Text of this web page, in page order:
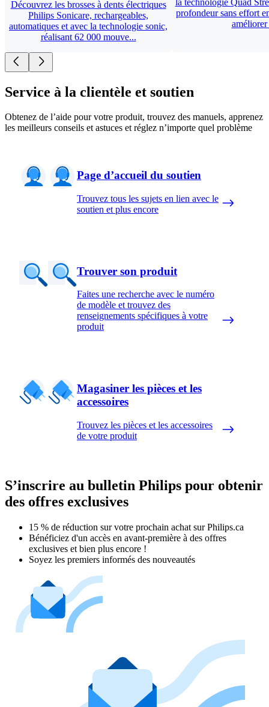
Découvrez les brosses à dents électriques
Philips Sonicare, rechargeables,
automatiques et avec la technologie sonic,
réalisant 62 000 mouve...
profondeur sans effort
Service à la clientèle et soutien
Obtenez de l’aide pour votre produit, trouvez des manuels, apprenez
les meilleurs conseils et astuces et réglez n’importe quel problème
Page d’accueil du soutien
Trouvez tous les sujets en lien avec le
soutien et plus encore
Trouver son produit
Faites une recherche avec le numéro
de modèle et trouvez des
renseignements spécifiques à votre
produit
Magasiner les pièces et les
accessoires
Trouvez les pièces et les accessoires
de votre produit
S’inscrire au bulletin Philips pour obtenir
des offres exclusives
15 % de réduction sur votre prochain achat sur Philips.ca​
Bénéficiez d'un accès en avant-première à des offres
exclusives et bien plus encore !
Soyez les premiers informés des nouveautés